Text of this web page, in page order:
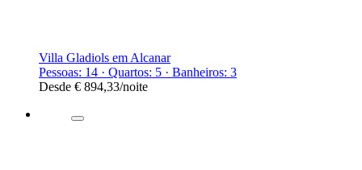
Villa Gladiols em Alcanar
Pessoas: 14 · Quartos: 5 · Banheiros: 3
Desde € 894,33/noite